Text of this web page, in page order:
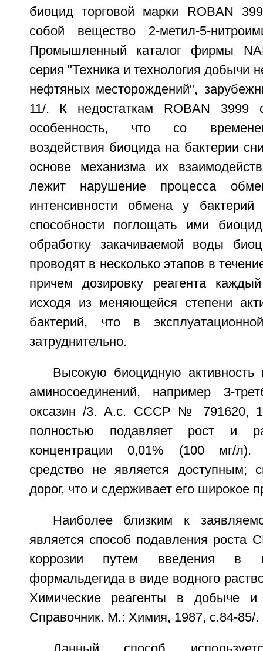
биоцид торговой марки ROBAN
собой вещество 2-метил-5-
Промышленный каталог фирмы
серия "Техника и технология добычи
нефтяных месторождений",
11/. К недостаткам ROBAN 3999
особенность, что со
воздействия биоцида на бактерии
основе механизма их
лежит нарушение процесса
интенсивности обмена у
способности поглощать ими
обработку закачиваемой воды
проводят в несколько этапов в
причем дозировку реагента
исходя из меняющейся степени
бактерий, что в
затруднительно.
Высокую биоцидную
аминосоединений, например 3-
оксазин /3. А.с. СССР № 791620,
полностью подавляет рост и
концентрации 0,01% (100 мг/л).
средство не является доступным;
дорог, что и сдерживает его широкое
Наиболее близким к
является способ подавления роста
коррозии путем введения в
формальдегида в виде водного
Химические реагенты в добыче и
Справочник. М.: Химия, 1987, с.84-85/.